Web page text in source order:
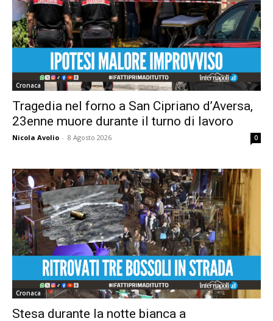
Cronaca
Tragedia nel forno a San Cipriano d’Aversa,
23enne muore durante il turno di lavoro
Nicola Avolio - 8 Agosto 2026 0
Cronaca
Stesa durante la notte bianca a